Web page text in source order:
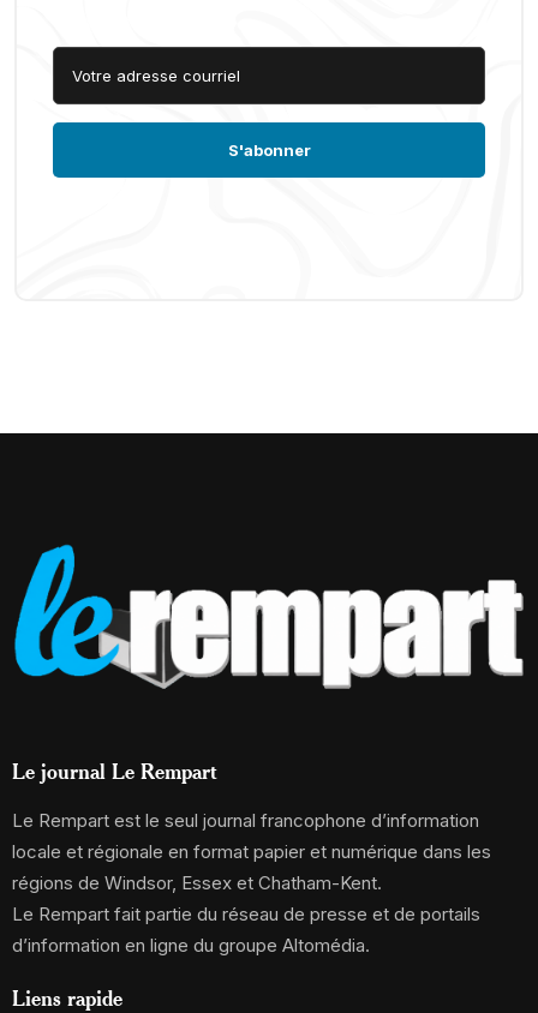
Le journal Le Rempart
Le Rempart est le seul journal francophone d’information
locale et régionale en format papier et numérique dans les
régions de Windsor, Essex et Chatham-Kent.
Le Rempart fait partie du réseau de presse et de portails
d’information en ligne du groupe Altomédia.
Liens rapide